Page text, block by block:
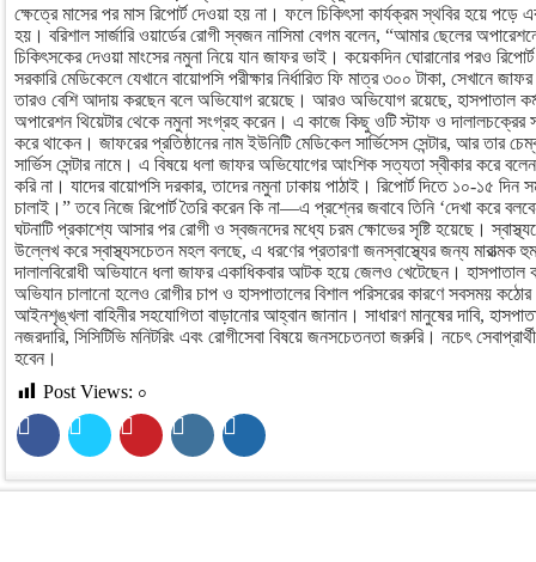
ক্ষেত্রে মাসের পর মাস রিপোর্ট দেওয়া হয় না। ফলে চিকিৎসা কার্যক্রম স্থবির হয়ে পড়ে
হয়। বরিশাল সার্জারি ওয়ার্ডের রোগী স্বজন নাসিমা বেগম বলেন, “আমার ছেলের
চিকিৎসকের দেওয়া মাংসের নমুনা নিয়ে যান জাফর ভাই। কয়েকদিন ঘোরানোর পরও
সরকারি মেডিকেলে যেখানে বায়োপসি পরীক্ষার নির্ধারিত ফি মাত্র ৩০০ টাকা, সেখানে
তারও বেশি আদায় করছেন বলে অভিযোগ রয়েছে। আরও অভিযোগ রয়েছে, হাসপাতাল
অপারেশন থিয়েটার থেকে নমুনা সংগ্রহ করেন। এ কাজে কিছু ওটি স্টাফ ও দালালচক্রের
করে থাকেন। জাফরের প্রতিষ্ঠানের নাম ইউনিটি মেডিকেল সার্ভিসেস সেন্টার, আর তার
সার্ভিস সেন্টার নামে। এ বিষয়ে ধলা জাফর অভিযোগের আংশিক সত্যতা স্বীকার করে
করি না। যাদের বায়োপসি দরকার, তাদের নমুনা ঢাকায় পাঠাই। রিপোর্ট দিতে ১০-১৫
চালাই।” তবে নিজে রিপোর্ট তৈরি করেন কি না—এ প্রশ্নের জবাবে তিনি ‘দেখা করে
ঘটনাটি প্রকাশ্যে আসার পর রোগী ও স্বজনদের মধ্যে চরম ক্ষোভের সৃষ্টি হয়েছে।
উল্লেখ করে স্বাস্থ্যসচেতন মহল বলছে, এ ধরণের প্রতারণা জনস্বাস্থ্যের জন্য মারাত্মক
দালালবিরোধী অভিযানে ধলা জাফর একাধিকবার আটক হয়ে জেলও খেটেছেন। হাসপাতাল
অভিযান চালানো হলেও রোগীর চাপ ও হাসপাতালের বিশাল পরিসরের কারণে সবসময়
আইনশৃঙ্খলা বাহিনীর সহযোগিতা বাড়ানোর আহ্বান জানান। সাধারণ মানুষের দাবি,
নজরদারি, সিসিটিভি মনিটরিং এবং রোগীসেবা বিষয়ে জনসচেতনতা জরুরি। নচেৎ
হবেন।
Post Views: ০